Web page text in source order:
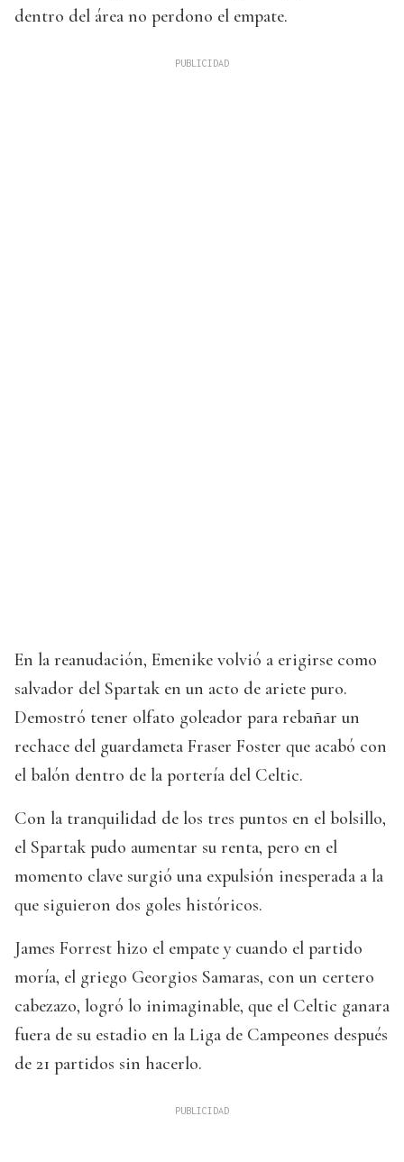
dentro del área no perdono el empate.
En la reanudación, Emenike volvió a erigirse como
salvador del Spartak en un acto de ariete puro.
Demostró tener olfato goleador para rebañar un
rechace del guardameta Fraser Foster que acabó con
el balón dentro de la portería del Celtic.
Con la tranquilidad de los tres puntos en el bolsillo,
el Spartak pudo aumentar su renta, pero en el
momento clave surgió una expulsión inesperada a la
que siguieron dos goles históricos.
James Forrest hizo el empate y cuando el partido
moría, el griego Georgios Samaras, con un certero
cabezazo, logró lo inimaginable, que el Celtic ganara
fuera de su estadio en la Liga de Campeones después
de 21 partidos sin hacerlo.